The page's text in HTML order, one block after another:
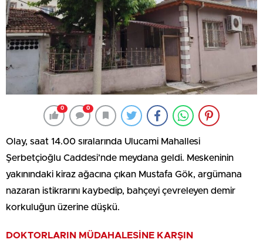
0 0
Olay, saat 14.00 sıralarında Ulucami Mahallesi
Şerbetçioğlu Caddesi’nde meydana geldi. Meskeninin
yakınındaki kiraz ağacına çıkan Mustafa Gök, argümana
nazaran istikrarını kaybedip, bahçeyi çevreleyen demir
korkuluğun üzerine düşkü.
DOKTORLARIN MÜDAHALESİNE KARŞIN